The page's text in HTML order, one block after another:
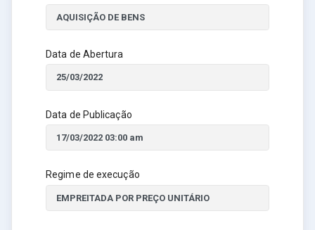
Data de Abertura
Data de Publicação
Regime de execução